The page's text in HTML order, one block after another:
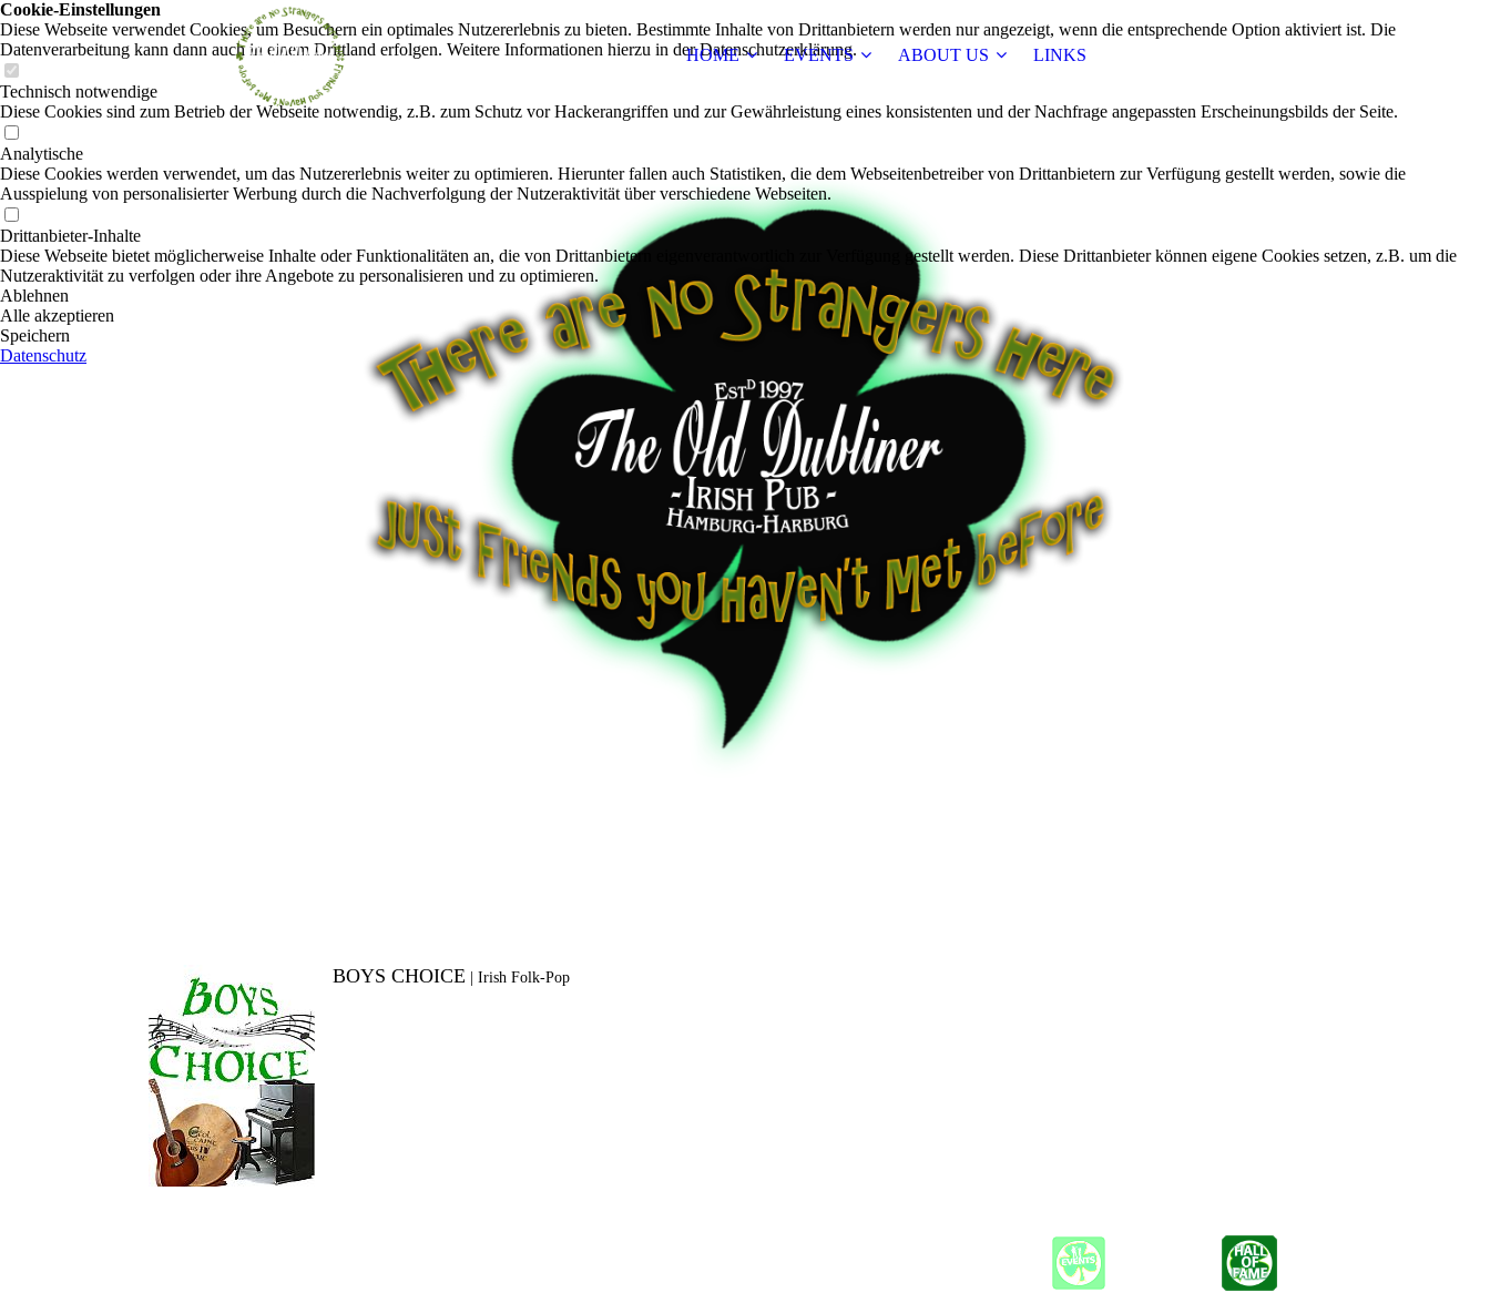
HOME EVENTS ABOUT US LINKS
BOYS CHOICE |Irish Folk-Pop
Cookie-Einstellungen
Diese Webseite verwendet Cookies, um Besuchern ein optimales Nutzererlebnis zu bieten. Bestimmte Inhalte von Drittanbietern werden nur angezeigt, wenn die entsprechende Option aktiviert ist. Die
Datenverarbeitung kann dann auch in einem Drittland erfolgen. Weitere Informationen hierzu in der Datenschutzerklärung.
Technisch notwendige
Diese Cookies sind zum Betrieb der Webseite notwendig, z.B. zum Schutz vor Hackerangriffen und zur Gewährleistung eines konsistenten und der Nachfrage angepassten Erscheinungsbilds der Seite.
Analytische
Diese Cookies werden verwendet, um das Nutzererlebnis weiter zu optimieren. Hierunter fallen auch Statistiken, die dem Webseitenbetreiber von Drittanbietern zur Verfügung gestellt werden, sowie die
Ausspielung von personalisierter Werbung durch die Nachverfolgung der Nutzeraktivität über verschiedene Webseiten.
Drittanbieter-Inhalte
Diese Webseite bietet möglicherweise Inhalte oder Funktionalitäten an, die von Drittanbietern eigenverantwortlich zur Verfügung gestellt werden. Diese Drittanbieter können eigene Cookies setzen, z.B. um die
Nutzeraktivität zu verfolgen oder ihre Angebote zu personalisieren und zu optimieren.
Ablehnen
Alle akzeptieren
Speichern
Datenschutz